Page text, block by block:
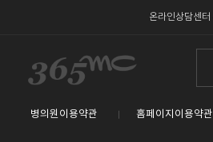
온라인상담센터
병의원이용약관 홈페이지이용약관